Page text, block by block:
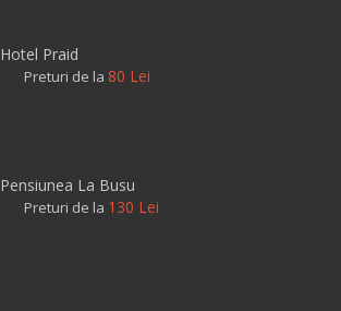
Hotel Praid
Preturi de la 80 Lei
Pensiunea La Busu
Preturi de la 130 Lei